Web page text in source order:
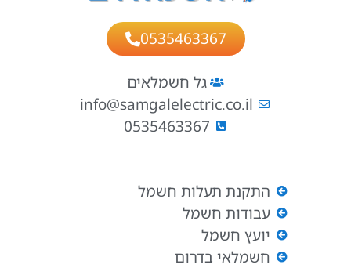
0535463367
גל חשמלאים
info@samgalelectric.co.il
0535463367
התקנת תעלות חשמל
עבודות חשמל
יועץ חשמל
חשמלאי בדרום